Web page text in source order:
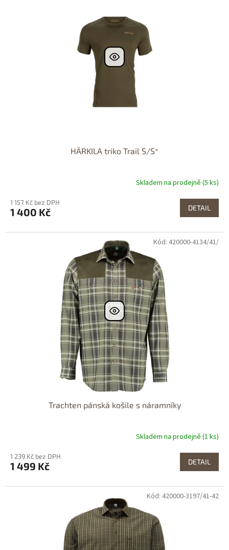
HÄRKILA triko Trail S/S*
Skladem na prodejně (5 ks)
1 157 Kč bez DPH
1 400 Kč DETAIL
Trachten pánská košile s náramníky
Skladem na prodejně (1 ks)
1 239 Kč bez DPH
1 499 Kč DETAIL
Kód: 420000-4134/41/
Kód: 420000-3197/41-42